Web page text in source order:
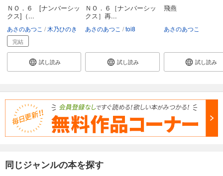
ＮＯ．６ [ナンバーシッ
クス]（...
あさのあつこ 木乃ひのき
完結
試し読み
ＮＯ．６［ナンバーシッ
クス］再...
あさのあつこ toi8
試し読み
飛燕
あさのあつこ
試し読み
同じジャンルの本を探す